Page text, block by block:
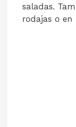
saladas.
rodajas o en